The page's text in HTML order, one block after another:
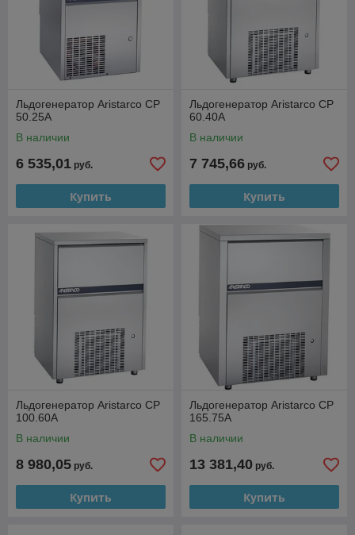
Льдогенератор Aristarco CP
50.25A
В наличии
6 535,01 руб.
Купить
Льдогенератор Aristarco CP
60.40A
В наличии
7 745,66 руб.
Купить
Льдогенератор Aristarco CP
100.60A
В наличии
8 980,05 руб.
Купить
Льдогенератор Aristarco CP
165.75A
В наличии
13 381,40 руб.
Купить